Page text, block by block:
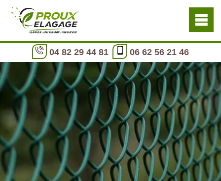
04 82 29 44 81 06 62 56 21 46